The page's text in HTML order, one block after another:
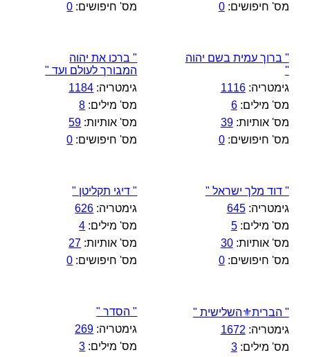
מס' חיפושים:0
מס' חיפושים: 0
" ברוך עמית בשם יהוה
"
גימטריה:1116
מס' מילים:6
מס' אותיות:39
מס' חיפושים:0
" ברכו את יהוה
המבורך לעולם ועד "
גימטריה: 1184
מס' מילים: 8
מס' אותיות: 59
מס' חיפושים: 0
" דוד מלך ישראל "
גימטריה:645
מס' מילים:5
מס' אותיות:30
מס' חיפושים:0
" דיגי תקליטן "
גימטריה: 626
מס' מילים: 4
מס' אותיות: 27
מס' חיפושים: 0
" הברית⚜️השלישית "
גימטריה: 1672
מס' מילים:3
" הסדר "
גימטריה: 269
מס' מילים: 3